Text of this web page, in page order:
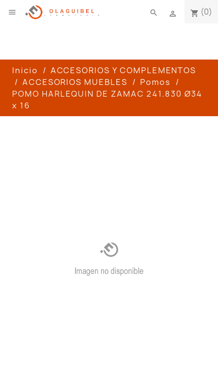
 shopping_cart (0)

search
Inicio
ACCESORIOS Y COMPLEMENTOS
ACCESORIOS MUEBLES
Pomos
POMO HARLEQUIN DE ZAMAC 241.830 Ø34
x 16